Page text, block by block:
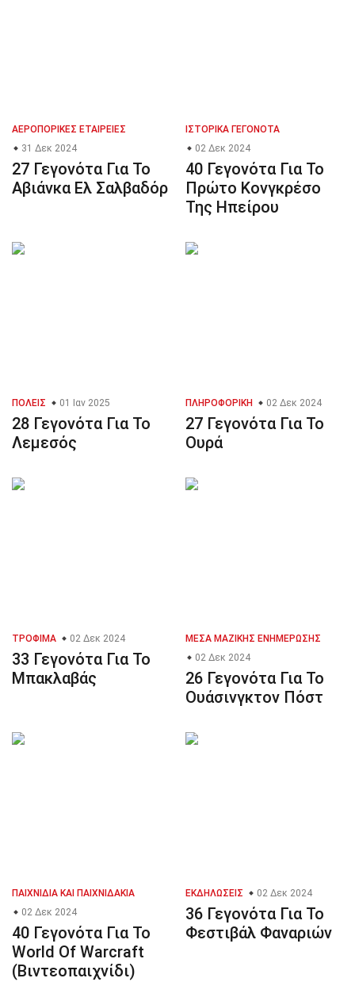
ΑΕΡΟΠΟΡΙΚΈΣ ΕΤΑΙΡΕΊΕΣ
31 Δεκ 2024
27 Γεγονότα Για Το
Αβιάνκα Ελ Σαλβαδόρ
ΙΣΤΟΡΙΚΆ ΓΕΓΟΝΌΤΑ
02 Δεκ 2024
40 Γεγονότα Για Το
Πρώτο Κονγκρέσο
Της Ηπείρου
ΠΌΛΕΙΣ 01 Ιαν 2025
28 Γεγονότα Για Το
Λεμεσός
ΠΛΗΡΟΦΟΡΙΚΉ 02 Δεκ 2024
27 Γεγονότα Για Το
Ουρά
ΤΡΌΦΙΜΑ 02 Δεκ 2024
33 Γεγονότα Για Το
Μπακλαβάς
ΜΈΣΑ ΜΑΖΙΚΉΣ ΕΝΗΜΈΡΩΣΗΣ
02 Δεκ 2024
26 Γεγονότα Για Το
Ουάσινγκτον Πόστ
ΠΑΙΧΝΊΔΙΑ ΚΑΙ ΠΑΙΧΝΙΔΆΚΙΑ
02 Δεκ 2024
40 Γεγονότα Για Το
World Of Warcraft
(Βιντεοπαιχνίδι)
ΕΚΔΗΛΏΣΕΙΣ 02 Δεκ 2024
36 Γεγονότα Για Το
Φεστιβάλ Φαναριών